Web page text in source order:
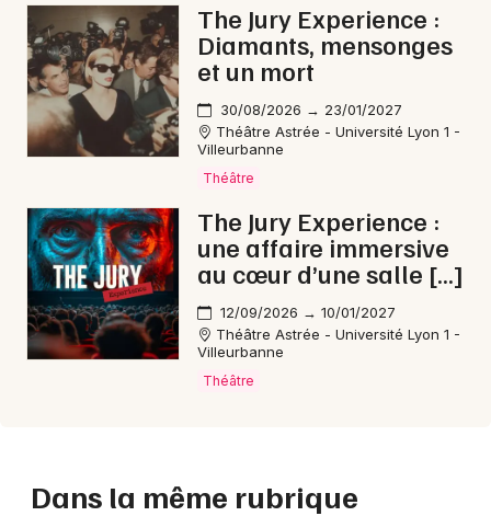
The Jury Experience :
Diamants, mensonges
et un mort
30/08/2026 → 23/01/2027
Théâtre Astrée - Université Lyon 1 -
Villeurbanne
Théâtre
The Jury Experience :
une affaire immersive
au cœur d’une salle […]
12/09/2026 → 10/01/2027
Théâtre Astrée - Université Lyon 1 -
Villeurbanne
Théâtre
Dans la même rubrique